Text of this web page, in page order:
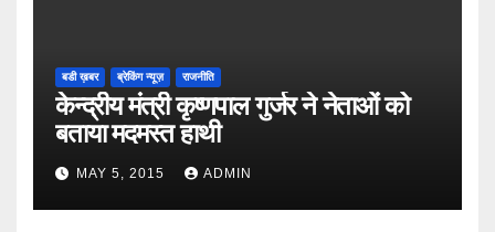
बडी ख़बर ब्रेकिंग न्यूज़ राजनीति
केन्द्रीय मंत्री कृष्णपाल गुर्जर ने नेताओं को
बताया मदमस्त हाथी
MAY 5, 2015 ADMIN